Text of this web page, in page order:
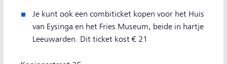
Je kunt ook een combiticket kopen voor het Huis
van Eysinga en het Fries Museum, beide in hartje
Leeuwarden. Dit ticket kost € 21